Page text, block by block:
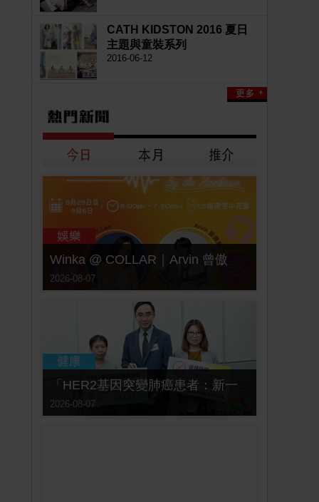
CATH KIDSTON 2016 夏日
主題與童裝系列
2016-06-12
2026-08-07
2026-08-07